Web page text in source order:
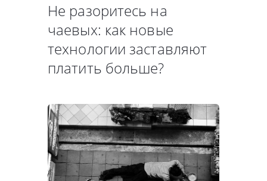
Не разоритесь на
чаевых: как новые
технологии заставляют
платить больше?